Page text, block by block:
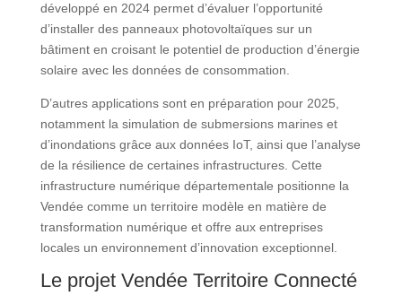
développé en 2024 permet d’évaluer l’opportunité
d’installer des panneaux photovoltaïques sur un
bâtiment en croisant le potentiel de production d’énergie
solaire avec les données de consommation.
D’autres applications sont en préparation pour 2025,
notamment la simulation de submersions marines et
d’inondations grâce aux données IoT, ainsi que l’analyse
de la résilience de certaines infrastructures. Cette
infrastructure numérique départementale positionne la
Vendée comme un territoire modèle en matière de
transformation numérique et offre aux entreprises
locales un environnement d’innovation exceptionnel.
Le projet Vendée Territoire Connecté